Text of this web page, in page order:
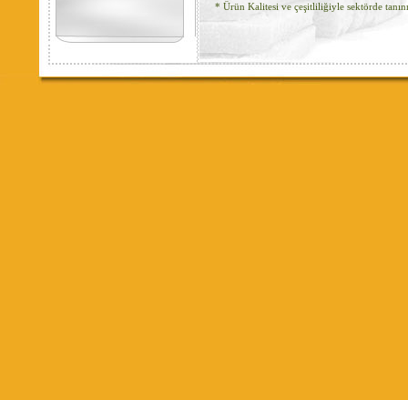
* Ürün Kalitesi ve çeşitliliğiyle sektörde